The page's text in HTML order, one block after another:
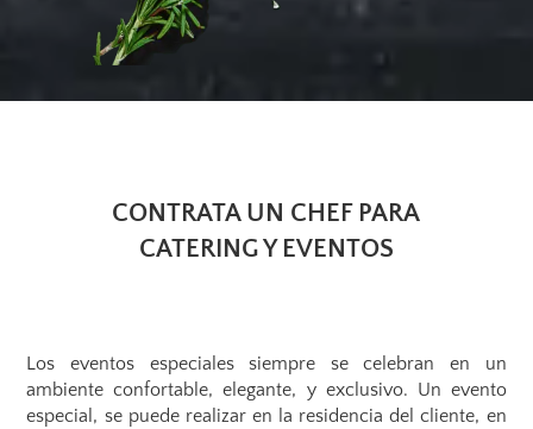
CONTRATA UN CHEF PARA
CATERING Y EVENTOS
Los eventos especiales siempre se celebran en un
ambiente confortable, elegante, y exclusivo. Un evento
especial, se puede realizar en la residencia del cliente, en